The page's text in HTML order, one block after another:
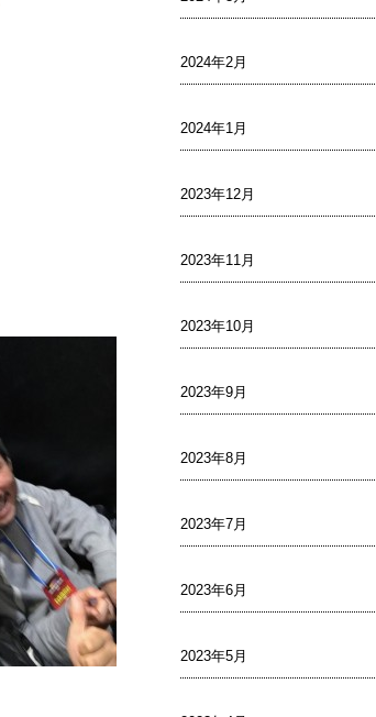
2024年2月
2024年1月
2023年12月
2023年11月
2023年10月
2023年9月
2023年8月
2023年7月
2023年6月
2023年5月